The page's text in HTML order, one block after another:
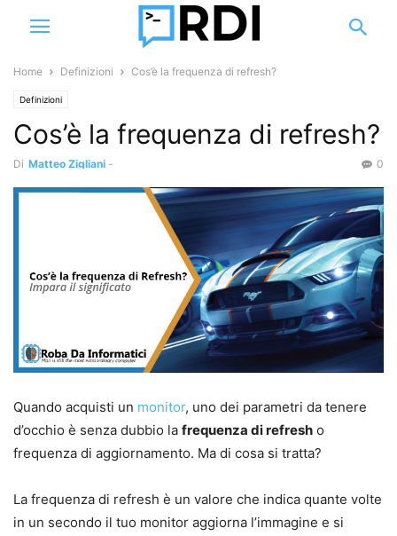
Home Definizioni Cos’è la frequenza di refresh?
Definizioni
Cos’è la frequenza di refresh?
Di Matteo Zigliani - 0
Quando acquisti un monitor, uno dei parametri da tenere
d’occhio è senza dubbio la frequenza di refresh o
frequenza di aggiornamento. Ma di cosa si tratta?
La frequenza di refresh è un valore che indica quante volte
in un secondo il tuo monitor aggiorna l’immagine e si